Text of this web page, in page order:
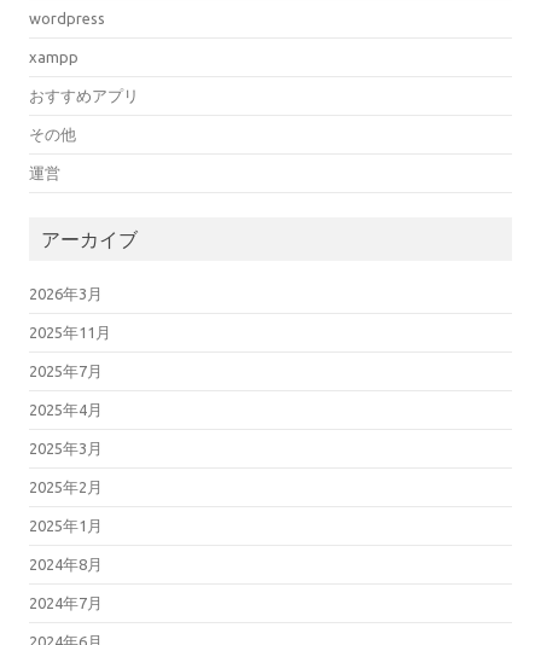
wordpress
xampp
おすすめアプリ
その他
運営
アーカイブ
2026年3月
2025年11月
2025年7月
2025年4月
2025年3月
2025年2月
2025年1月
2024年8月
2024年7月
2024年6月